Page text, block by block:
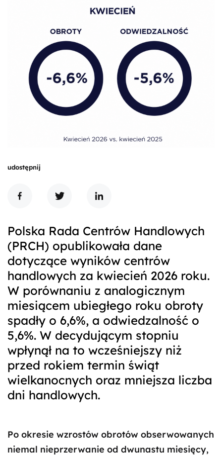
udostępnij
Polska Rada Centrów Handlowych
(PRCH) opublikowała dane
dotyczące wyników centrów
handlowych za kwiecień 2026 roku.
W porównaniu z analogicznym
miesiącem ubiegłego roku obroty
spadły o 6,6%, a odwiedzalność o
5,6%. W decydującym stopniu
wpłynął na to wcześniejszy niż
przed rokiem termin świąt
wielkanocnych oraz mniejsza liczba
dni handlowych.
Po okresie wzrostów obrotów obserwowanych
niemal nieprzerwanie od dwunastu miesięcy,